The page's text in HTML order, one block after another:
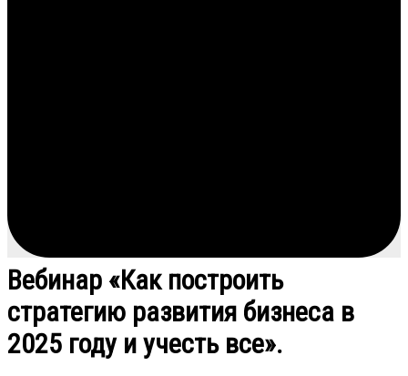
Вебинар «Как построить
стратегию развития бизнеса в
2025 году и учесть все».